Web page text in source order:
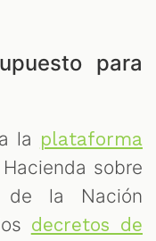
para
la plataforma
sobre
de la Nación
decretos de